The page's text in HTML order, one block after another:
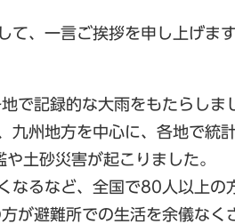
、一言ご挨拶を申し上げます
で記録的な大雨をもたらしま
九州地方を中心に、各地で統
土砂災害が起こりました。
なるなど、全国で80人以上の
が避難所での生活を余儀なく